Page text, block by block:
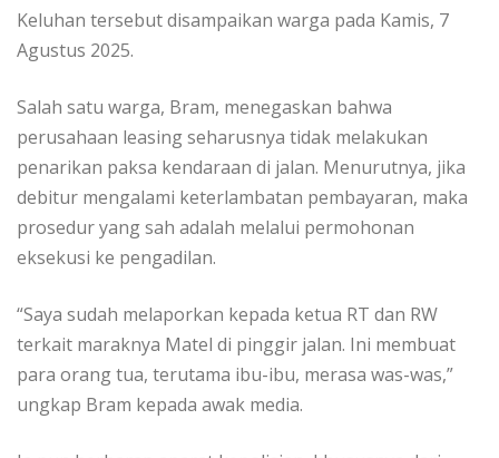
Keluhan tersebut disampaikan warga pada Kamis, 7
Agustus 2025.
Salah satu warga, Bram, menegaskan bahwa
perusahaan leasing seharusnya tidak melakukan
penarikan paksa kendaraan di jalan. Menurutnya, jika
debitur mengalami keterlambatan pembayaran, maka
prosedur yang sah adalah melalui permohonan
eksekusi ke pengadilan.
“Saya sudah melaporkan kepada ketua RT dan RW
terkait maraknya Matel di pinggir jalan. Ini membuat
para orang tua, terutama ibu-ibu, merasa was-was,”
ungkap Bram kepada awak media.